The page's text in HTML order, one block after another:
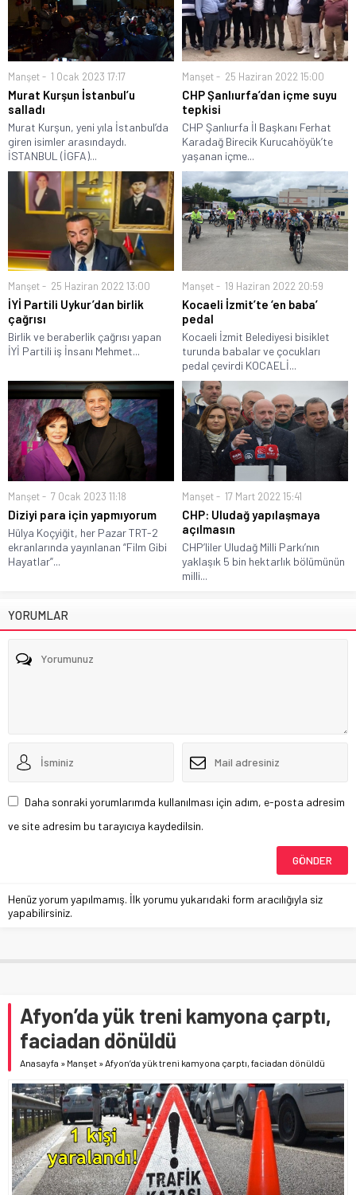
Manşet 1 Ocak 2023 17:17
Murat Kurşun İstanbul’u
salladı
Murat Kurşun, yeni yıla İstanbul’da
giren isimler arasındaydı.
İSTANBUL (İGFA)...
Manşet 25 Haziran 2022 15:00
CHP Şanlıurfa’dan içme suyu
tepkisi
CHP Şanlıurfa İl Başkanı Ferhat
Karadağ Birecik Kurucahöyük’te
yaşanan içme...
Manşet 25 Haziran 2022 13:00
İYİ Partili Uykur’dan birlik
çağrısı
Birlik ve beraberlik çağrısı yapan
İYİ Partili iş İnsanı Mehmet...
Manşet 19 Haziran 2022 20:59
Kocaeli İzmit’te ‘en baba’
pedal
Kocaeli İzmit Belediyesi bisiklet
turunda babalar ve çocukları
pedal çevirdi KOCAELİ...
Manşet 7 Ocak 2023 11:18
Diziyi para için yapmıyorum
Hülya Koçyiğit, her Pazar TRT-2
ekranlarında yayınlanan “Film Gibi
Hayatlar”...
Manşet 17 Mart 2022 15:41
CHP: Uludağ yapılaşmaya
açılmasın
CHP’liler Uludağ Milli Parkı’nın
yaklaşık 5 bin hektarlık bölümünün
milli...
YORUMLAR
Daha sonraki yorumlarımda kullanılması için adım, e-posta adresim
ve site adresim bu tarayıcıya kaydedilsin.
Henüz yorum yapılmamış. İlk yorumu yukarıdaki form aracılığıyla siz
yapabilirsiniz.
Afyon’da yük treni kamyona çarptı,
faciadan dönüldü
Anasayfa » Manşet » Afyon’da yük treni kamyona çarptı, faciadan dönüldü